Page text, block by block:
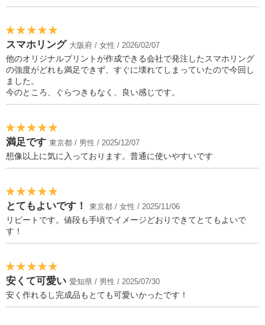
スマホリング 大阪府 / 女性 / 2026/02/07
他のオリジナルプリントが作成できる会社で発注したスマホリング
の強度がどれも満足できず、すぐに壊れてしまっていたので今回し
ました。
今のところ、ぐらつきもなく、良い感じです。
満足です 東京都 / 男性 / 2025/12/07
想像以上に気に入っております。普通に使いやすいです
とてもよいです！ 東京都 / 女性 / 2025/11/06
リピートです。値段も手頃でイメージどおりできてとてもよいで
す！
安くて可愛い 愛知県 / 男性 / 2025/07/30
安く作れるし完成品もとても可愛いかったです！